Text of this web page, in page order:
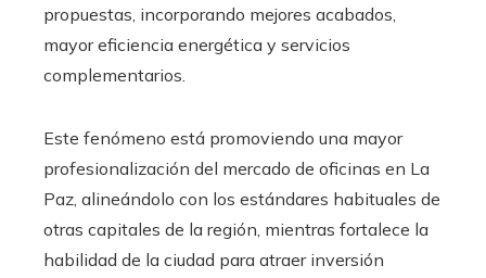
propuestas, incorporando mejores acabados,
mayor eficiencia energética y servicios
complementarios.
Este fenómeno está promoviendo una mayor
profesionalización del mercado de oficinas en La
Paz, alineándolo con los estándares habituales de
otras capitales de la región, mientras fortalece la
habilidad de la ciudad para atraer inversión